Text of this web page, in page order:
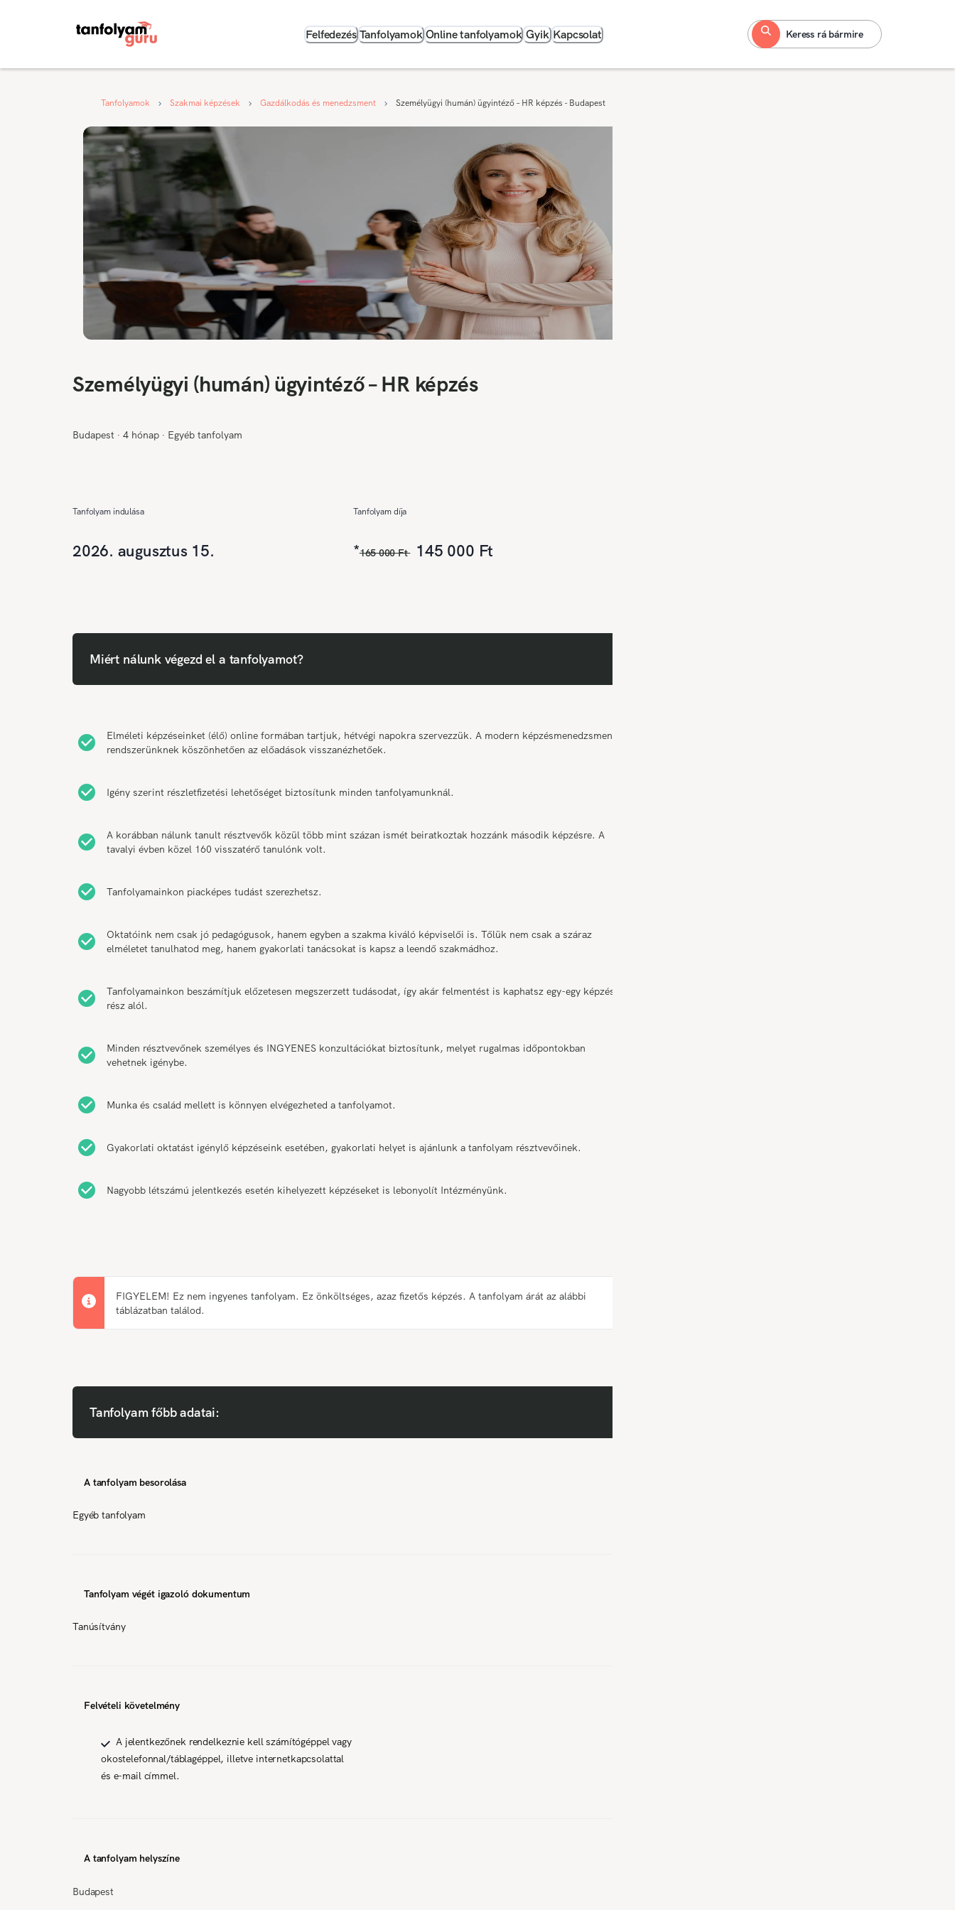
Felfedezés Tanfolyamok Online tanfolyamok Gyik Kapcsolat Keress rá bármire
Tanfolyamok Szakmai képzések Gazdálkodás és menedzsment Személyügyi (humán) ügyintéző – HR képzés - Budapest
Személyügyi (humán) ügyintéző – HR képzés
Budapest ∙ 4 hónap ∙ Egyéb tanfolyam
Tanfolyam indulása
2026. augusztus 15.
Tanfolyam díja
*165 000 Ft 145 000 Ft
Miért nálunk végezd el a tanfolyamot?
Elméleti képzéseinket (élő) online formában tartjuk, hétvégi napokra szervezzük. A modern képzésmenedzsment
rendszerünknek köszönhetően az előadások visszanézhetőek.
Igény szerint részletfizetési lehetőséget biztosítunk minden tanfolyamunknál.
A korábban nálunk tanult résztvevők közül több mint százan ismét beiratkoztak hozzánk második képzésre. A
tavalyi évben közel 160 visszatérő tanulónk volt.
Tanfolyamainkon piacképes tudást szerezhetsz.
Oktatóink nem csak jó pedagógusok, hanem egyben a szakma kiváló képviselői is. Tőlük nem csak a száraz
elméletet tanulhatod meg, hanem gyakorlati tanácsokat is kapsz a leendő szakmádhoz.
Tanfolyamainkon beszámítjuk előzetesen megszerzett tudásodat, így akár felmentést is kaphatsz egy-egy képzési
rész alól.
Minden résztvevőnek személyes és INGYENES konzultációkat biztosítunk, melyet rugalmas időpontokban
vehetnek igénybe.
Munka és család mellett is könnyen elvégezheted a tanfolyamot.
Gyakorlati oktatást igénylő képzéseink esetében, gyakorlati helyet is ajánlunk a tanfolyam résztvevőinek.
Nagyobb létszámú jelentkezés esetén kihelyezett képzéseket is lebonyolít Intézményünk.
FIGYELEM! Ez nem ingyenes tanfolyam. Ez önköltséges, azaz fizetős képzés. A tanfolyam árát az alábbi
táblázatban találod.
Tanfolyam főbb adatai:
A tanfolyam besorolása
Egyéb tanfolyam
Tanfolyam végét igazoló dokumentum
Tanúsítvány
Felvételi követelmény
A jelentkezőnek rendelkeznie kell számítógéppel vagy
okostelefonnal/táblagéppel, illetve internetkapcsolattal
és e-mail címmel.
A tanfolyam helyszíne
Budapest